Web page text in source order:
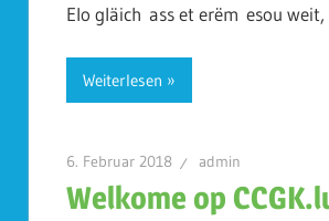
Elo gläich ass et erëm esou weit,
Weiterlesen
6. Februar 2018 admin
Welkome op